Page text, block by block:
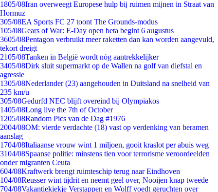
1805/08Iran overweegt Europese hulp bij ruimen mijnen in Straat van
Hormuz
305/08EA Sports FC 27 toont The Grounds-modus
105/08Gears of War: E-Day open beta begint 6 augustus
3605/08Pentagon verbruikt meer raketten dan kan worden aangevuld,
tekort dreigt
2105/08Tanken in België wordt nóg aantrekkelijker
3405/08Dirk sluit supermarkt op de Wallen na golf van diefstal en
agressie
1305/08Nederlander (23) aangehouden in Duitsland na snelheid van
235 km/u
305/08Gedurfd NEC blijft overeind bij Olympiakos
1405/08Long live the 7th of October
1205/08Random Pics van de Dag #1976
2004/08OM: vierde verdachte (18) vast op verdenking van beramen
aanslag
1704/08Italiaanse vrouw wint 1 miljoen, gooit kraslot per abuis weg
3104/08Spaanse politie: minstens tien voor terrorisme veroordeelden
onder migranten Ceuta
604/08Kraftwerk brengt ruimteschip terug naar Eindhoven
104/08Reusser wint tijdrit en neemt geel over, Nooijen knap tweede
704/08Vakantiekiekje Verstappen en Wolff voedt geruchten over